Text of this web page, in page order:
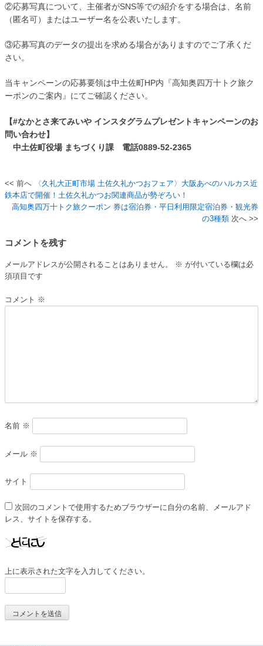
②応募写真について、主催者がSNS等での紹介をする場合は、名前
（匿名可）またはユーザー名を公表いたします。
③応募写真のデータの提出を求める場合がありますのでご了承くだ
さい。
当キャンペーンの応募要領は中土佐町HP内『高知奥四万十トク旅ク
ーポンのご案内』にてご確認ください。
【#なかとさ来てみいや インスタグラムプレゼントキャンペーンのお
問い合わせ】
中土佐町役場 まちづくり課 電話0889-52-2365
投
稿
ビ
ゲ
ー
シ
〈久礼大正町市場 土佐久礼かつおフェア〉大阪あべのハルカス近
鉄本店で開催！土佐久礼かつお関連商品が勢ぞろい！
高知奥四万十トク旅クーポン 券は宿泊券・平日利用限定宿泊券・観光券
の3種類
コメントを残す
メールアドレスが公開されることはありません。 ※ が付いている欄は必
須項目です
コメント ※
名前 ※
メール ※
サイト
次回のコメントで使用するためブラウザーに自分の名前、メールアド
レス、サイトを保存する。
上に表示された文字を入力してください。